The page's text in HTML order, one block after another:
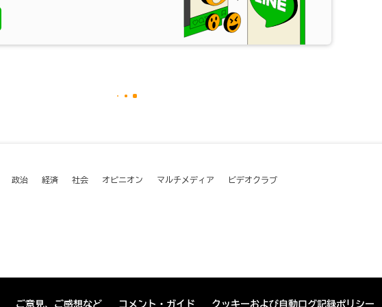
政治 経済 社会 オピニオン マルチメディア ビデオクラブ